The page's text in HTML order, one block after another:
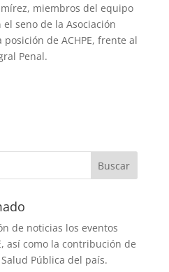
miembros del equipo
seno de la Asociación
de ACHPE, frente al
Penal.
de noticias los eventos
así como la contribución de
Pública del país.